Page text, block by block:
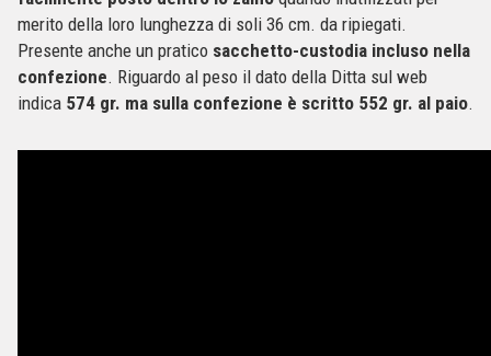
merito della loro lunghezza di soli 36 cm. da ripiegati.
Presente anche un pratico sacchetto-custodia incluso nella
confezione. Riguardo al peso il dato della Ditta sul web
indica 574 gr. ma sulla confezione è scritto 552 gr. al paio.